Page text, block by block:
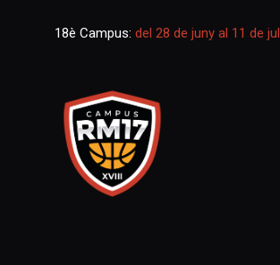
18è Campus: del 28 de juny al 11 de